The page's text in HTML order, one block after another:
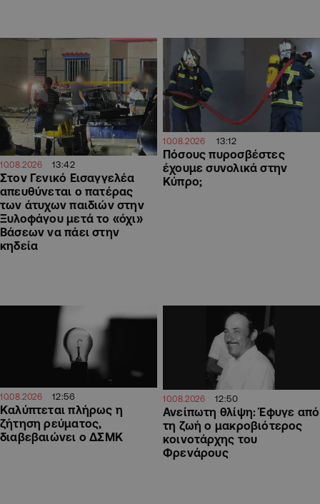
10.08.2026 13:42
Στον Γενικό Εισαγγελέα
απευθύνεται ο πατέρας
των άτυχων παιδιών στην
Ξυλοφάγου μετά το «όχι»
Βάσεων να πάει στην
κηδεία
10.08.2026 13:12
Πόσους πυροσβέστες
έχουμε συνολικά στην
Κύπρο;
10.08.2026 12:56
Καλύπτεται πλήρως η
ζήτηση ρεύματος,
διαβεβαιώνει ο ΔΣΜΚ
10.08.2026 12:50
Ανείπωτη θλίψη: Έφυγε από
τη ζωή ο μακροβιότερος
κοινοτάρχης του
Φρενάρους